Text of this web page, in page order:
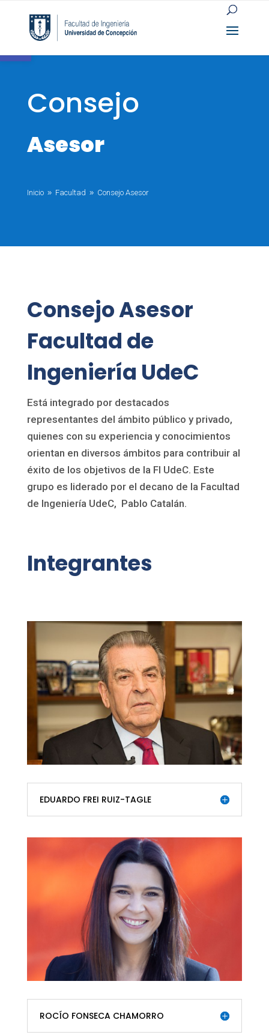
Open toolbar
Consejo
Asesor
Inicio 9 Facultad 9 Consejo Asesor
Consejo Asesor
Facultad de
Ingeniería UdeC
Está integrado por destacados
representantes del ámbito público y privado,
quienes con su experiencia y conocimientos
orientan en diversos ámbitos para contribuir al
éxito de los objetivos de la FI UdeC. Este
grupo es liderado por el decano de la Facultad
de Ingeniería UdeC, Pablo Catalán.
Integrantes
EDUARDO FREI RUIZ-TAGLE
ROCÍO FONSECA CHAMORRO